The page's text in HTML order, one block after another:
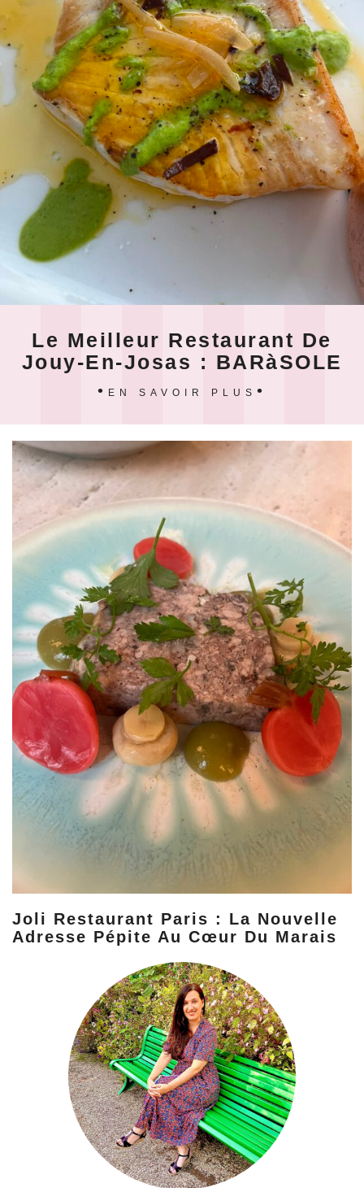
Le Meilleur Restaurant De
Jouy-En-Josas : BARàSOLE
EN SAVOIR PLUS
Joli Restaurant Paris : La Nouvelle
Adresse Pépite Au Cœur Du Marais